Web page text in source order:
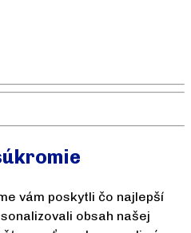
vám poskytli čo najlepší
obsah našej